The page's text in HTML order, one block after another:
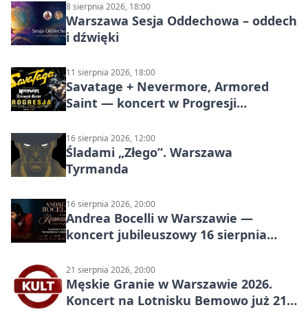
8 sierpnia 2026, 18:00
Warszawa Sesja Oddechowa – oddech
i dźwięki
11 sierpnia 2026, 18:00
Savatage + Nevermore, Armored
Saint — koncert w Progresji
16 sierpnia 2026, 12:00
Śladami „Złego”. Warszawa
Tyrmanda
16 sierpnia 2026, 20:00
Andrea Bocelli w Warszawie —
koncert jubileuszowy 16 sierpnia
21 sierpnia 2026, 20:00
Męskie Granie w Warszawie 2026.
Koncert na Lotnisku Bemowo już 21